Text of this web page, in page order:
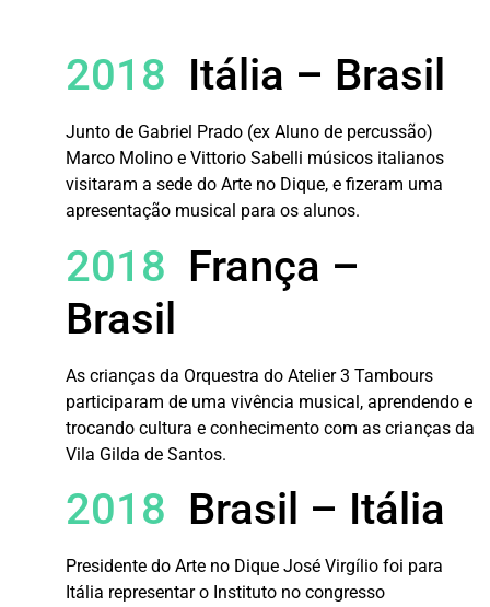
2018 Itália – Brasil
Junto de Gabriel Prado (ex Aluno de percussão)
Marco Molino e Vittorio Sabelli músicos italianos
visitaram a sede do Arte no Dique, e fizeram uma
apresentação musical para os alunos.
2018 França –
Brasil
As crianças da Orquestra do Atelier 3 Tambours
participaram de uma vivência musical, aprendendo e
trocando cultura e conhecimento com as crianças da
Vila Gilda de Santos.
2018 Brasil – Itália
Presidente do Arte no Dique José Virgílio foi para
Itália representar o Instituto no congresso